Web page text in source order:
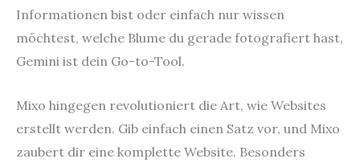
Informationen bist oder einfach nur wissen
möchtest, welche Blume du gerade fotografiert hast,
Gemini ist dein Go-to-Tool.
Mixo hingegen revolutioniert die Art, wie Websites
erstellt werden. Gib einfach einen Satz vor, und Mixo
zaubert dir eine komplette Website. Besonders